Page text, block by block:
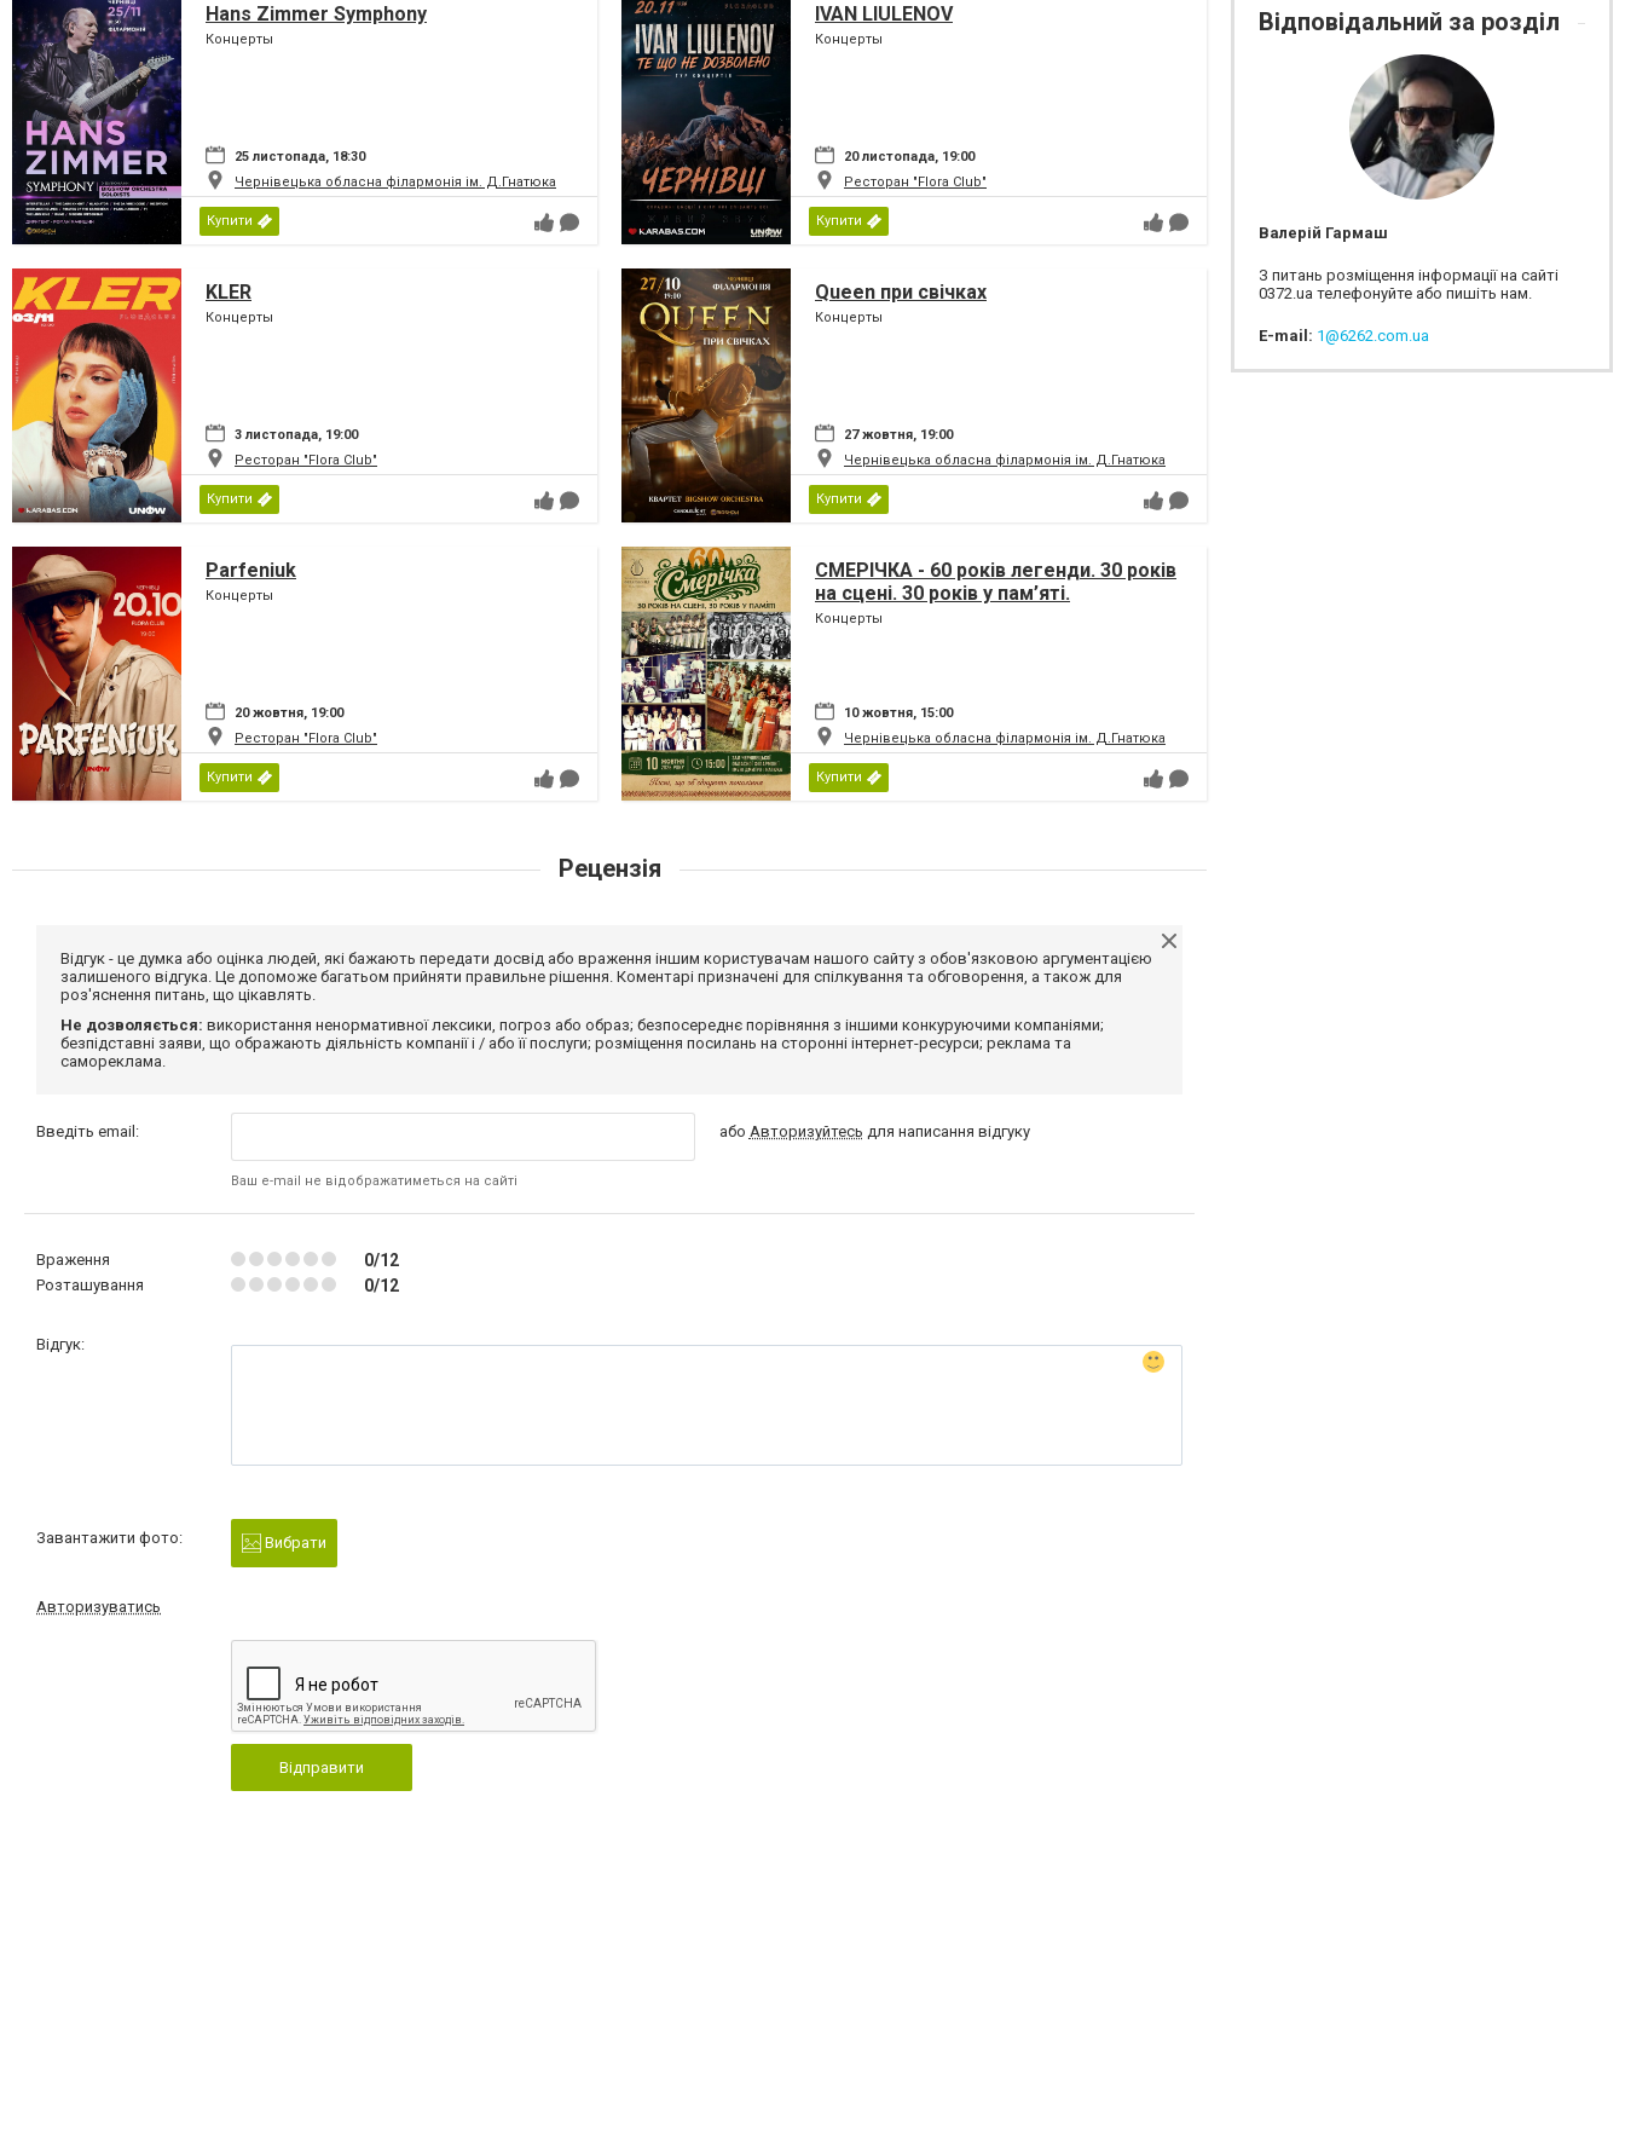
Hans Zimmer Symphony
Концерты
25 листопада, 18:30
Чернівецька обласна філармонія ім. Д.Гнатюка
Купити
IVAN LIULENOV
Концерты
20 листопада, 19:00
Ресторан "Flora Club"
Купити
KLER
Концерты
3 листопада, 19:00
Ресторан "Flora Club"
Купити
Queen при свічках
Концерты
27 жовтня, 19:00
Чернівецька обласна філармонія ім. Д.Гнатюка
Купити
Parfeniuk
Концерты
20 жовтня, 19:00
Ресторан "Flora Club"
Купити
СМЕРІЧКА - 60 років легенди. 30 років
на сцені. 30 років у пам’яті.
Концерты
10 жовтня, 15:00
Чернівецька обласна філармонія ім. Д.Гнатюка
Купити
Рецензія
Відгук - це думка або оцінка людей, які бажають передати досвід або враження іншим користувачам нашого сайту з обов'язковою аргументацією
залишеного відгука. Це допоможе багатьом прийняти правильне рішення. Коментарі призначені для спілкування та обговорення, а також для
роз'яснення питань, що цікавлять.
Не дозволяється: використання ненормативної лексики, погроз або образ; безпосереднє порівняння з іншими конкуруючими компаніями;
безпідставні заяви, що ображають діяльність компанії і / або її послуги; розміщення посилань на сторонні інтернет-ресурси; реклама та
самореклама.
Введіть email:
Ваш e-mail не відображатиметься на сайті
або Авторизуйтесь для написання відгуку
Враження 0/12
Розташування 0/12
Відгук:
Завантажити фото: Вибрати
Авторизуватись
Відправити
Відповідальний за розділ
Валерій Гармаш
З питань розміщення інформації на сайті
0372.ua телефонуйте або пишіть нам.
E-mail: 1@6262.com.ua